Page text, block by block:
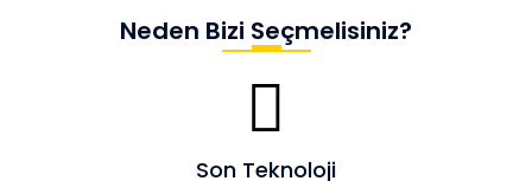
Neden Bizi Seçmelisiniz?
Son Teknoloji